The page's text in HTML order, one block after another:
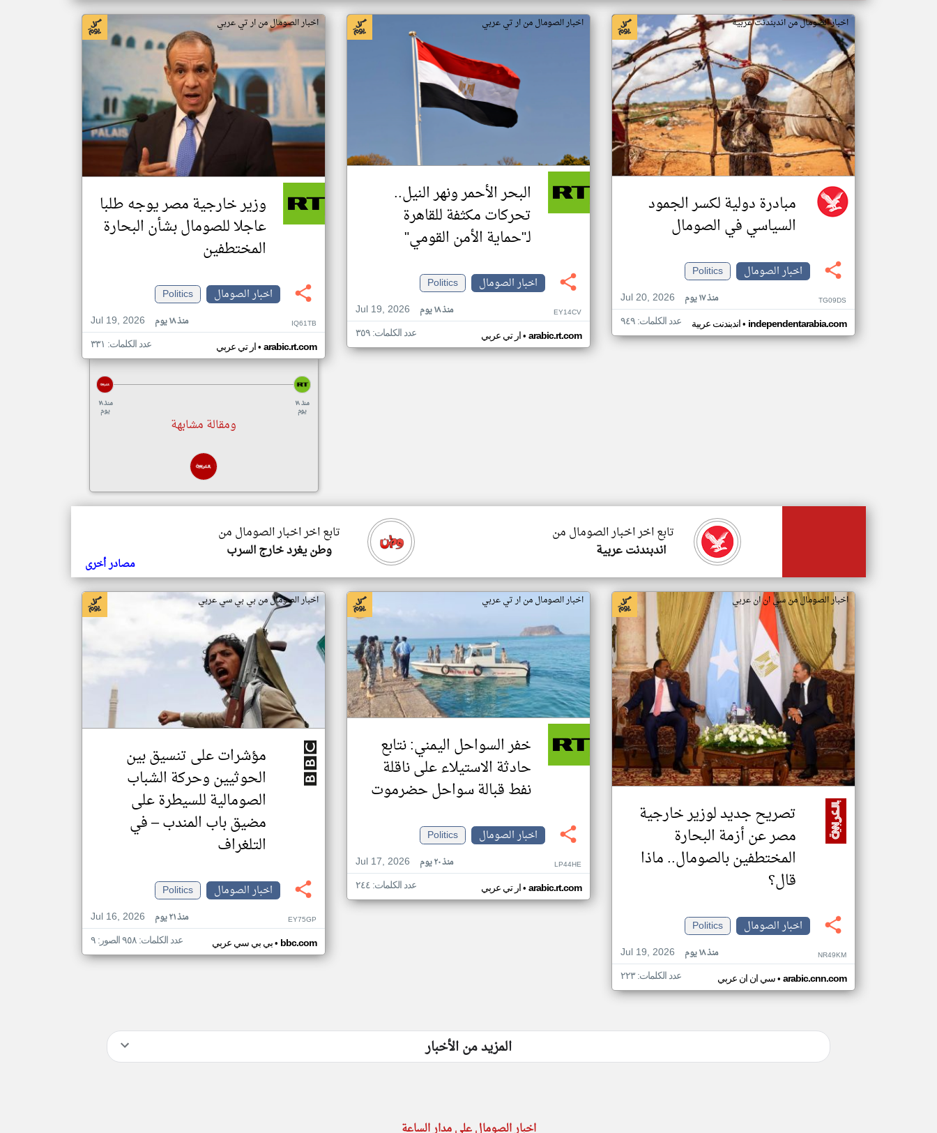
اخبار الصومال من اندبندنت عربية
مبادرة دولية لكسر الجمود
السياسي في الصومال
اخبار الصومال
Politics
Jul 20, 2026
منذ ١٧ يوم TG09DS
اندبندنت عربية• independentarabia.com عدد الكلمات: ٩٤٩
اخبار الصومال من ار تي عربي
البحر الأحمر ونهر النيل..
تحركات مكثفة للقاهرة
لـ"حماية الأمن القومي"
اخبار الصومال
Politics
Jul 19, 2026
منذ ١٨ يوم EY14CV
ار تي عربي• arabic.rt.com عدد الكلمات: ٣٥٩
اخبار الصومال من ار تي عربي
وزير خارجية مصر يوجه طلبا
عاجلا للصومال بشأن البحارة
المختطفين
اخبار الصومال
Politics
Jul 19, 2026
منذ ١٨ يوم IQ61TB
ار تي عربي• arabic.rt.com عدد الكلمات: ٣٣١
منذ ١٨
يوم
منذ ١٨
يوم
ومقالة مشابهة
تابع اخر اخبار الصومال من
وطن يغرد خارج السرب
تابع اخر اخبار الصومال من
اندبندنت عربية
مصادر أخرى
اخبار الصومال من سي ان ان عربي
تصريح جديد لوزير خارجية
مصر عن أزمة البحارة
المختطفين بالصومال.. ماذا
قال؟
اخبار الصومال
Politics
Jul 19, 2026
منذ ١٨ يوم NR49KM
سي ان ان عربي• arabic.cnn.com عدد الكلمات: ٢٢٣
اخبار الصومال من ار تي عربي
خفر السواحل اليمني: نتابع
حادثة الاستيلاء على ناقلة
نفط قبالة سواحل حضرموت
اخبار الصومال
Politics
Jul 17, 2026
منذ ٢٠ يوم LP44HE
ار تي عربي• arabic.rt.com عدد الكلمات: ٢٤٤
اخبار الصومال من بي بي سي عربي
مؤشرات على تنسيق بين
الحوثيين وحركة الشباب
الصومالية للسيطرة على
مضيق باب المندب – في
التلغراف
اخبار الصومال
Politics
Jul 16, 2026
منذ ٢١ يوم EY75GP
بي بي سي عربي• bbc.com عدد الكلمات: ٩٥٨ الصور: ٩
المزيد من الأخبار